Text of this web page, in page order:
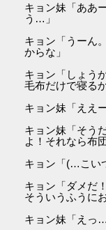
キョン妹「ああ
う…」
キョン「うーん
からな」
キョン「しょう
毛布だけで寝る
キョン妹「ええ
キョン妹「そう
よ！それなら布
キョン「(…こい
キョン「ダメだ
そういうふうに
キョン妹「えっ